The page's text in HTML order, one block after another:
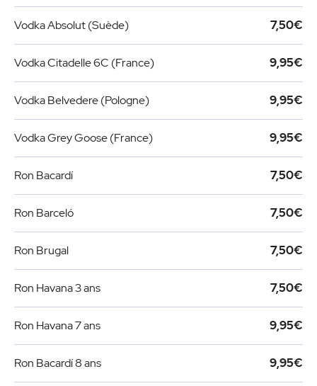
Vodka Absolut (Suède) 7,50€
Vodka Citadelle 6C (France) 9,95€
Vodka Belvedere (Pologne) 9,95€
Vodka Grey Goose (France) 9,95€
Ron Bacardí 7,50€
Ron Barceló 7,50€
Ron Brugal 7,50€
Ron Havana 3 ans 7,50€
Ron Havana 7 ans 9,95€
Ron Bacardí 8 ans 9,95€